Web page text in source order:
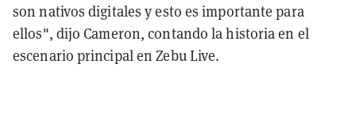
son nativos digitales y esto es importante para
ellos", dijo Cameron, contando la historia en el
escenario principal en Zebu Live.